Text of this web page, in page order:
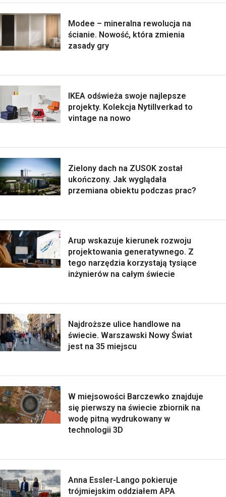
Modee – mineralna rewolucja na
ścianie. Nowość, która zmienia
zasady gry
IKEA odświeża swoje najlepsze
projekty. Kolekcja Nytillverkad to
vintage na nowo
Zielony dach na ZUSOK został
ukończony. Jak wyglądała
przemiana obiektu podczas prac?
Arup wskazuje kierunek rozwoju
projektowania generatywnego. Z
tego narzędzia korzystają tysiące
inżynierów na całym świecie
Najdroższe ulice handlowe na
świecie. Warszawski Nowy Świat
jest na 35 miejscu
W miejsowości Barczewko znajduje
się pierwszy na świecie zbiornik na
wodę pitną wydrukowany w
technologii 3D
Anna Essler-Lango pokieruje
trójmiejskim oddziałem APA